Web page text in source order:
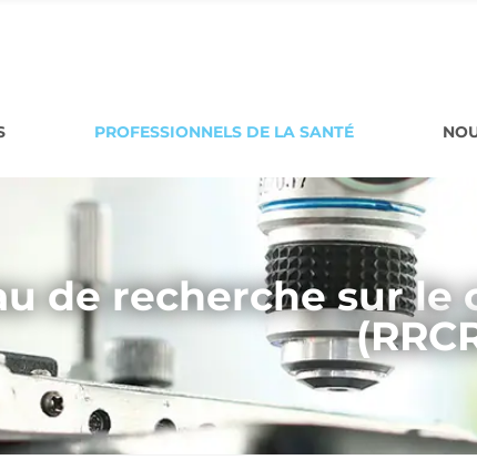
PROFESSIONNELS DE LA SANTÉ
de recherche sur le